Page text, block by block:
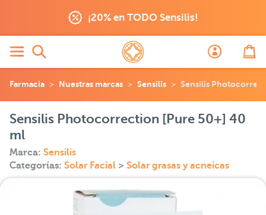
¡20% en TODO Sensilis!
Farmacia Nuestras marcas Sensilis Sensilis
Sensilis Photocorrection [Pure 50+] 40
ml
Marca: Sensilis
Categorías: Solar Facial > Solar grasas y acneicas